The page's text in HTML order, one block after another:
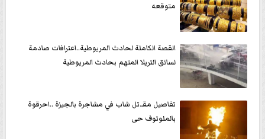
متوقعه
القصة الكاملة لحادث المريوطية..اعترافات صادمة
لسائق التريلا المتهم بحادث المريوطية
تفاصيل مقـ.تل شاب في مشاجرة بالجيزة ..احرقوة
بالملوتوف حى